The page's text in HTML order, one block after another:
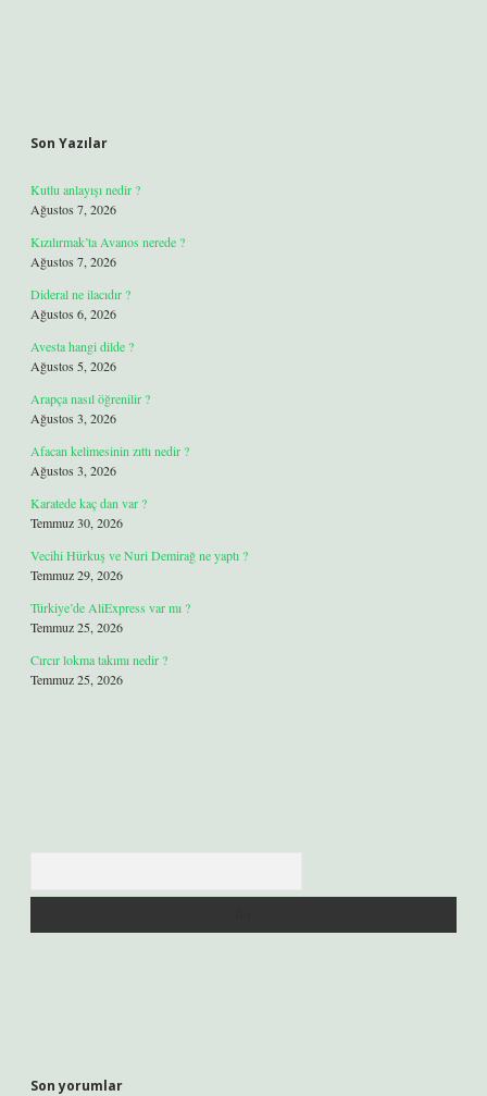
Son Yazılar
Kutlu anlayışı nedir ?
Ağustos 7, 2026
Kızılırmak’ta Avanos nerede ?
Ağustos 7, 2026
Dideral ne ilacıdır ?
Ağustos 6, 2026
Avesta hangi dilde ?
Ağustos 5, 2026
Arapça nasıl öğrenilir ?
Ağustos 3, 2026
Afacan kelimesinin zıttı nedir ?
Ağustos 3, 2026
Karatede kaç dan var ?
Temmuz 30, 2026
Vecihi Hürkuş ve Nuri Demirağ ne yaptı ?
Temmuz 29, 2026
Türkiye’de AliExpress var mı ?
Temmuz 25, 2026
Cırcır lokma takımı nedir ?
Temmuz 25, 2026
Son yorumlar